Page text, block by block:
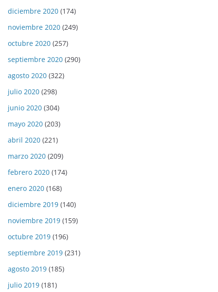
diciembre 2020 (174)
noviembre 2020 (249)
octubre 2020 (257)
septiembre 2020 (290)
agosto 2020 (322)
julio 2020 (298)
junio 2020 (304)
mayo 2020 (203)
abril 2020 (221)
marzo 2020 (209)
febrero 2020 (174)
enero 2020 (168)
diciembre 2019 (140)
noviembre 2019 (159)
octubre 2019 (196)
septiembre 2019 (231)
agosto 2019 (185)
julio 2019 (181)